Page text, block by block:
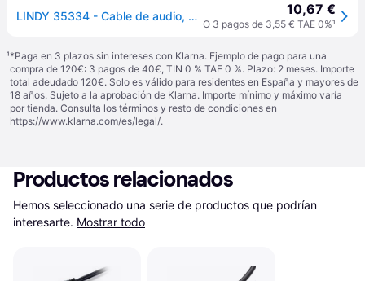
LINDY 35334 - Cable de audio, conector de 3 patillas de 3,5 mm, 2 RCA, 2,0 m 10,67 €
O 3 pagos de 3,55 € TAE 0%¹
¹*Paga en 3 plazos sin intereses con Klarna. Ejemplo de pago para una
compra de 120€: 3 pagos de 40€, TIN 0 % TAE 0 %. Plazo: 2 meses. Importe
total adeudado 120€. Solo es válido para residentes en España y mayores de
18 años. Sujeto a la aprobación de Klarna. Importe mínimo y máximo varía
por tienda. Consulta los términos y resto de condiciones en
https://www.klarna.com/es/legal/.
Productos relacionados
Hemos seleccionado una serie de productos que podrían
interesarte. Mostrar todo